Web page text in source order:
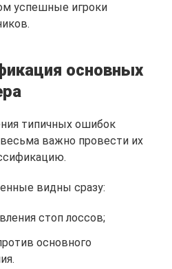
успешные игроки
основных
типичных ошибок
важно провести их
видны сразу:
стоп лоссов;
основного